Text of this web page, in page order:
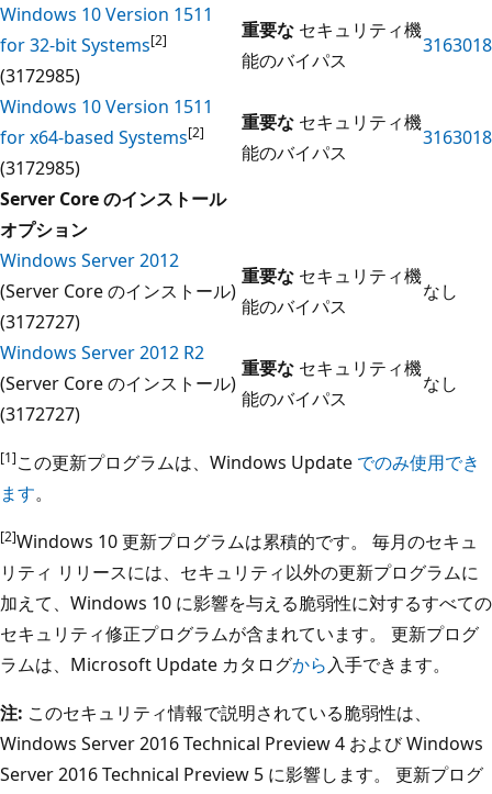
Windows 10 Version 1511
for 32-bit Systems[2]
(3172985)
重要な セキュリティ機
能のバイパス
3163018
Windows 10 Version 1511
for x64-based Systems[2]
(3172985)
重要な セキュリティ機
能のバイパス
3163018
Server Core のインストール
オプション
Windows Server 2012
(Server Core のインストール)
(3172727)
重要な セキュリティ機
能のバイパス
なし
Windows Server 2012 R2
(Server Core のインストール)
(3172727)
重要な セキュリティ機
能のバイパス
なし
[1]この更新プログラムは、Windows Update でのみ使用でき
ます。
[2]Windows 10 更新プログラムは累積的です。 毎月のセキュ
リティ リリースには、セキュリティ以外の更新プログラムに
加えて、Windows 10 に影響を与える脆弱性に対するすべての
セキュリティ修正プログラムが含まれています。 更新プログ
ラムは、Microsoft Update カタログから入手できます。
注: このセキュリティ情報で説明されている脆弱性は、
Windows Server 2016 Technical Preview 4 および Windows
Server 2016 Technical Preview 5 に影響します。 更新プログ